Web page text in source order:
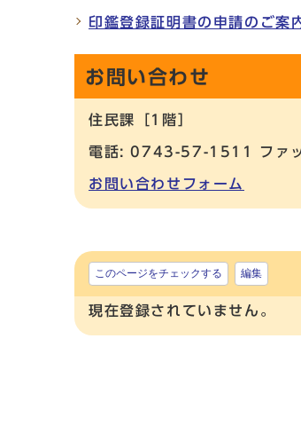
印鑑登録証明書の申請のご案
お問い合わせ
住民課［1階］
電話: 0743-57-1511 ファ
お問い合わせフォーム
このページをチェックする 編集
現在登録されていません。